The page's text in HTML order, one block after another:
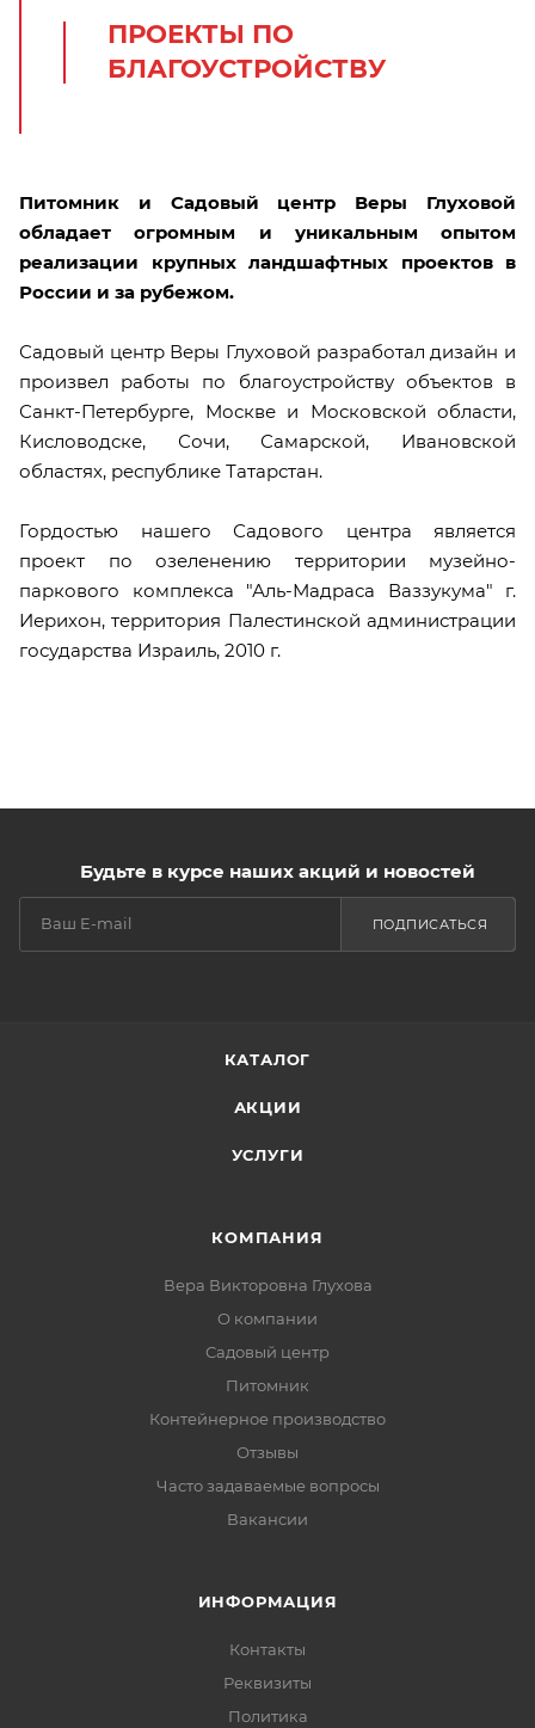
ПРОЕКТЫ ПО
БЛАГОУСТРОЙСТВУ
Питомник и Садовый центр Веры Глуховой
обладает огромным и уникальным опытом
реализации крупных ландшафтных проектов в
России и за рубежом.
Садовый центр Веры Глуховой разработал дизайн и
произвел работы по благоустройству объектов в
Санкт-Петербурге, Москве и Московской области,
Кисловодске, Сочи, Самарской, Ивановской
областях, республике Татарстан.
Гордостью нашего Садового центра является
проект по озеленению территории музейно-
паркового комплекса "Аль-Мадраса Ваззукума" г.
Иерихон, территория Палестинской администрации
государства Израиль, 2010 г.
Будьте в курсе наших акций и новостей
ПОДПИСАТЬСЯ
КАТАЛОГ
АКЦИИ
УСЛУГИ
КОМПАНИЯ
Вера Викторовна Глухова
О компании
Садовый центр
Питомник
Контейнерное производство
Отзывы
Часто задаваемые вопросы
Вакансии
ИНФОРМАЦИЯ
Контакты
Реквизиты
Политика